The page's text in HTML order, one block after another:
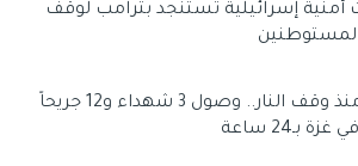
أمنية إسرائيلية تستنجد بترامب لوقف
1203 منذ وقف النار.. وصول 3 شهداء و12 جريحاً
بـ24 ساعة